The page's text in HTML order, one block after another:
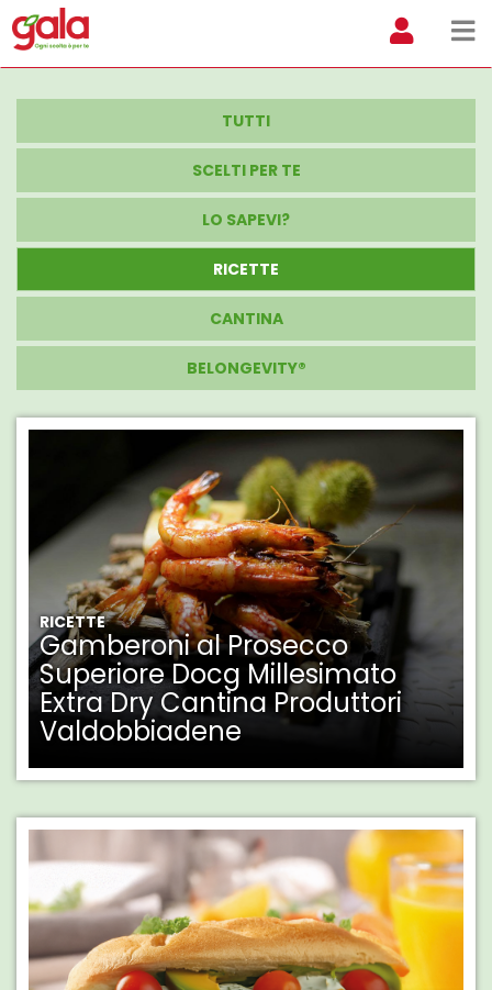
TUTTI
SCELTI PER TE
LO SAPEVI?
RICETTE
CANTINA
BELONGEVITY®
RICETTE
Gamberoni al Prosecco
Superiore Docg Millesimato
Extra Dry Cantina Produttori
Valdobbiadene